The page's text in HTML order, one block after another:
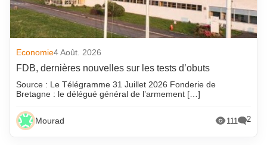
Economie4 Août. 2026
FDB, dernières nouvelles sur les tests d’obuts
Source : Le Télégramme 31 Juillet 2026 Fonderie de
Bretagne : le délégué général de l’armement […]
Mourad 111 2